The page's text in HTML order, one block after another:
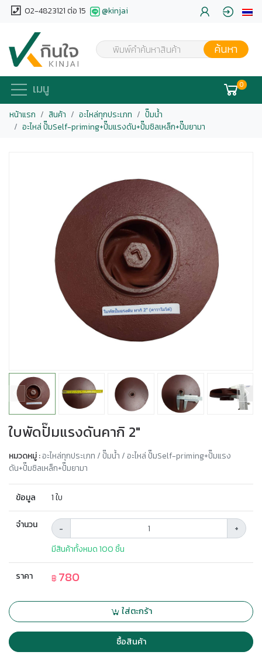
02-4823121 ต่อ 15 @kinjai
พิมพ์คำค้นหาสินค้า ค้นหา
เมนู 0
หน้าแรก สินค้า อะไหล่ทุกประเภท
ปั๊มน้ำ
อะไหล่ ปั๊มSelf-priming+ปั๊มแรงดัน+ปั๊มซิลเหล็ก+ปั๊มยามา
ใบพัดปั๊มแรงดันคากิ 2"
หมวดหมู่ :อะไหล่ทุกประเภท / ปั๊มน้ำ / อะไหล่ ปั๊มSelf-priming+ปั๊มแรง
ดัน+ปั๊มซิลเหล็ก+ปั๊มยามา
ข้อมูล 1 ใบ
จำนวน - +
มีสินค้าทั้งหมด 100 ชิ้น
ราคา ฿ 780
ใส่ตะกร้า
ซื้อสินค้า